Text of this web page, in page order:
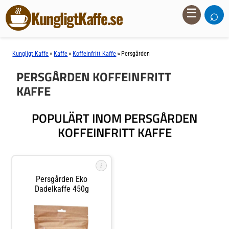
KungligtKaffe.se ☰ ⌕
Kungligt Kaffe » Kaffe » Koffeinfritt Kaffe » Persgården
PERSGÅRDEN KOFFEINFRITT
KAFFE
POPULÄRT INOM PERSGÅRDEN
KOFFEINFRITT KAFFE
i
Persgården Eko
Dadelkaffe 450g